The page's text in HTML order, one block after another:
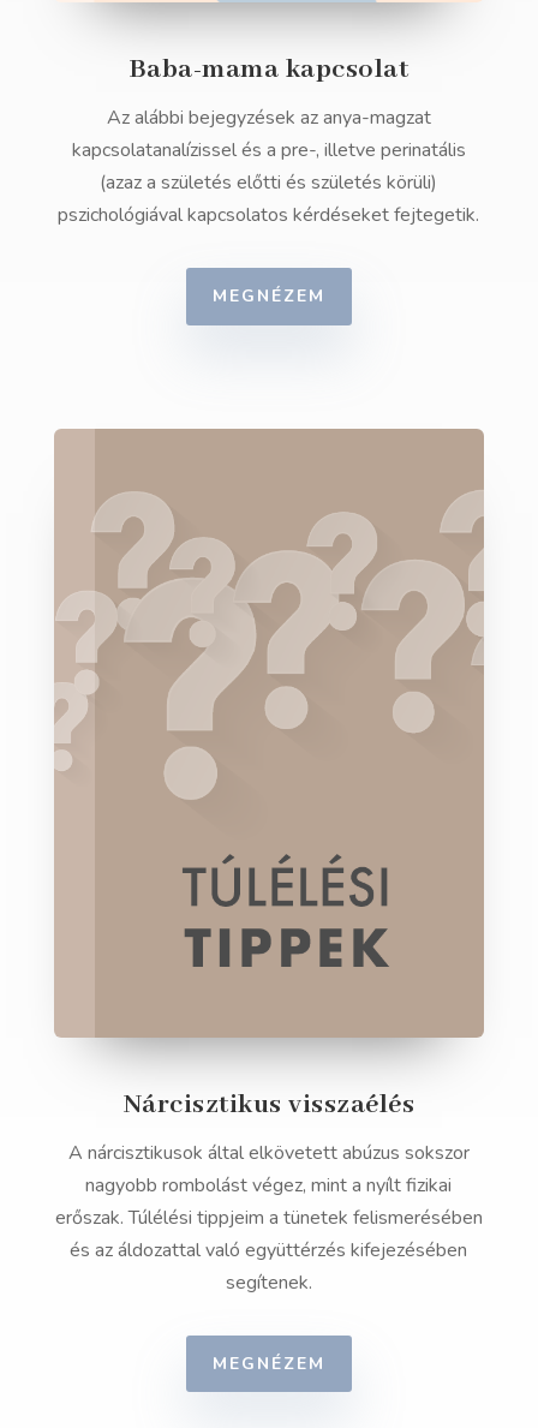
Baba-mama kapcsolat
Az alábbi bejegyzések az anya-magzat
kapcsolatanalízissel és a pre-, illetve perinatális
(azaz a születés előtti és születés körüli)
pszichológiával kapcsolatos kérdéseket fejtegetik.
MEGNÉZEM
Nárcisztikus visszaélés
A nárcisztikusok által elkövetett abúzus sokszor
nagyobb rombolást végez, mint a nyílt fizikai
erőszak. Túlélési tippjeim a tünetek felismerésében
és az áldozattal való együttérzés kifejezésében
segítenek.
MEGNÉZEM